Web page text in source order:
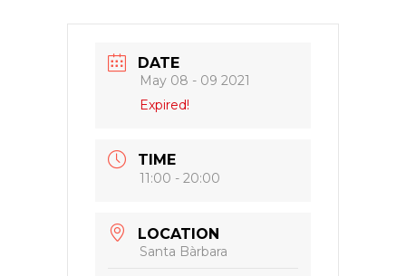
DATE
May 08 - 09 2021
Expired!
TIME
11:00 - 20:00
LOCATION
Santa Bàrbara